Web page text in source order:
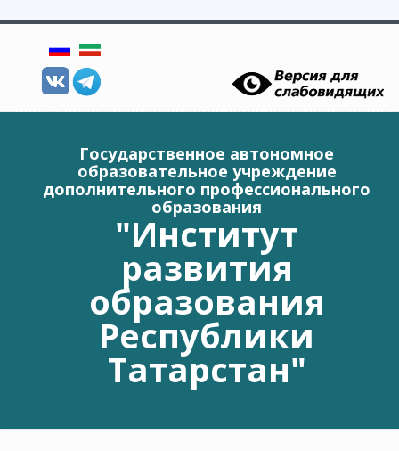
Государственное автономное
образовательное учреждение
дополнительного профессионального
образования
"Институт
развития
образования
Республики
Татарстан"